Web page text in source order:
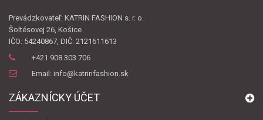
Prevádzkovateľ: KATRIN FASHION s. r. o.
Šoltésovej 26, Košice
IČO: 54240867, DIČ: 2121611613
+421 908 303 706
Email: info@katrinfashion.sk
ZÁKAZNÍCKY ÚČET